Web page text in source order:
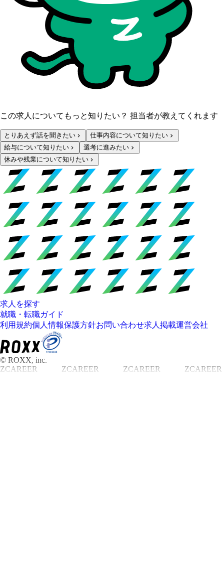
この求人についてもっと知りたい？ 担当者が教えてくれます
とりあえず話を聞きたい
仕事内容について知りたい
給与について知りたい
選考に進みたい
休みや残業について知りたい
求人を探す
就職・転職ガイド
利用規約個人情報保護方針お問い合わせ求人掲載運営会社
© ROXX, inc.
ZCAREER
ZCAREER ZCAREER ZCAREER